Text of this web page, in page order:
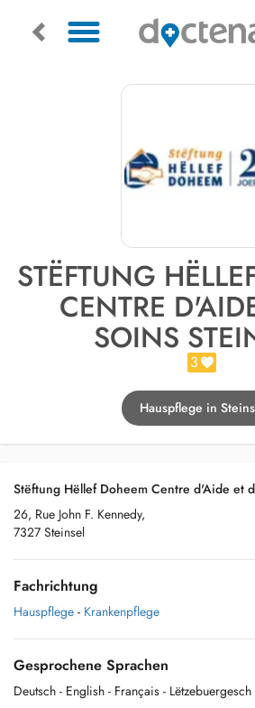
STËFTUNG
CENTRE
SOINS
3
Hauspflege in
Stëftung Hëllef Doheem Centre d'Aide et
26, Rue John F. Kennedy,
7327 Steinsel
Fachrichtung
Hauspflege - Krankenpflege
Gesprochene Sprachen
Deutsch - English - Français - Lëtzebuergesch